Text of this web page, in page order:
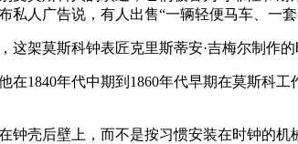
私人广告说，有人出售“一辆轻便马车、一
这架莫斯科钟表匠克里斯蒂安·吉梅尔制作
在1840年代中期到1860年代早期在莫斯科
钟壳后壁上，而不是按习惯安装在时钟的